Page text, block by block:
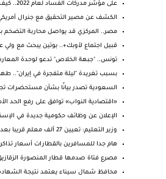
على مؤشر مدركات الفساد لعام 2022.. كيف صنفت الدول ...
الكشف عن مصير التحقيق مع جنرال
مصر.. المركزي قد يواصل محاربة التضخم
قبيل اجتماع لأوبك+.. بوتين يبحث مع
تونس.. "جبهة الخلاص" تدعو لوحدة
بسبب تغريدة "ليلة متفجرة في إيران"..
السعودية تصدر بيانًا بشأن مستحضرات
«اقتصادية النواب» توافق على رفع الحد
الإعلان عن وظائف حكومية جديدة في
وزير التعليم: تعيين 27 ألف معلم قريبا بعد تدريبهم ...
هام جدا للمسافرين بالقطارات أسعار
مصرع فتاة صدمها قطار المنصورة
محافظ شمال سيناء يعتمد نتيجة